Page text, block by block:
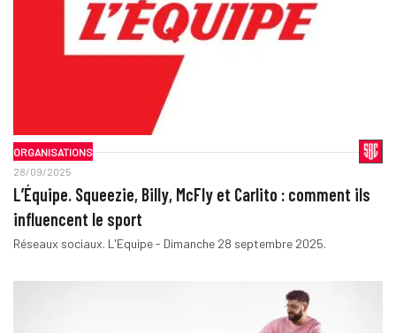
ORGANISATIONS
28/09/2025
L’Équipe. Squeezie, Billy, McFly et Carlito : comment ils
influencent le sport
Réseaux sociaux. L'Equipe - Dimanche 28 septembre 2025.